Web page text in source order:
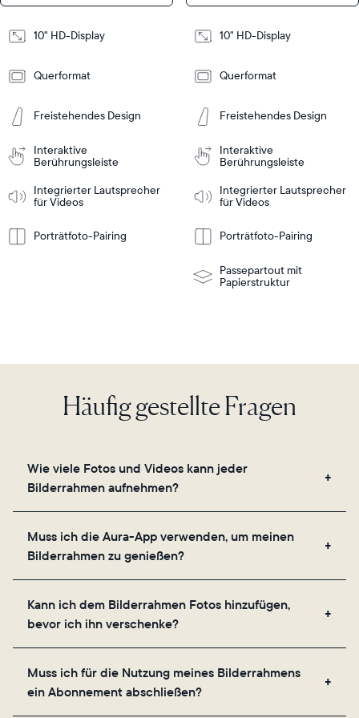
Häufig gestellte Fragen
Wie viele Fotos und Videos kann jeder
Bilderrahmen aufnehmen?
Speicher von Aura und ermöglichen es Ihnen, eine
unbegrenzte Anzahl an Fotos und Videos über die
App, E-Mail, das Internet, den In-App-Scanner oder
direkt von Ihrer Kamerarolle aus hinzuzufügen.
Muss ich die Aura-App verwenden, um meinen
Bilderrahmen zu genießen?
Einladen Ihrer Lieblingsmenschen und das
Anpassen der Einstellungen Ihres Bilderrahmens
erforderlich.
Kann ich dem Bilderrahmen Fotos hinzufügen,
bevor ich ihn verschenke?
Videos und einer Nachricht vorab aufladen.
Scannen Sie einfach den QR-Code auf der
Muss ich für die Nutzung meines Bilderrahmens
ein Abonnement abschließen?
10" HD-Display
Querformat
Freistehendes Design
Interaktive
Berührungsleiste
Integrierter Lautsprecher
für Videos
Porträtfoto-Pairing
Design
Tabletop
Tabletop
wall-
mount
Frame
Features
Weitere
10" HD-Display
Querformat
Freistehendes Design
Interaktive
Berührungsleiste
Integrierter Lautsprecher
für Videos
Porträtfoto-Pairing
Passepartout mit
Papierstruktur
Design
Tabletop
Tabletop
wall-
Frame
Features
Einkaufswagen
Weitere